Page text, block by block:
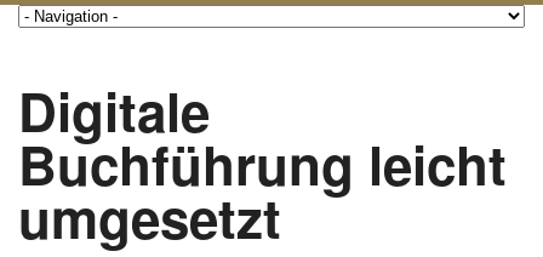
Digitale
Buchführung leicht
umgesetzt